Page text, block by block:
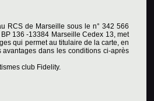
RCS de Marseille sous le n° 342 566
136 -13384 Marseille Cedex 13, met
qui permet au titulaire de la carte, en
dans les conditions ci-après
club Fidelity.